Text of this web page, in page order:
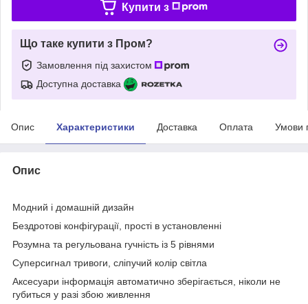
Купити з
Що таке купити з Пром?
Замовлення під захистом
Доступна доставка
Опис Характеристики Доставка Оплата Умови
Опис
Модний і домашній дизайн
Бездротові конфігурації, прості в установленні
Розумна та регульована гучність із 5 рівнями
Суперсигнал тривоги, сліпучий колір світла
Аксесуари інформація автоматично зберігається, ніколи не
губиться у разі збою живлення